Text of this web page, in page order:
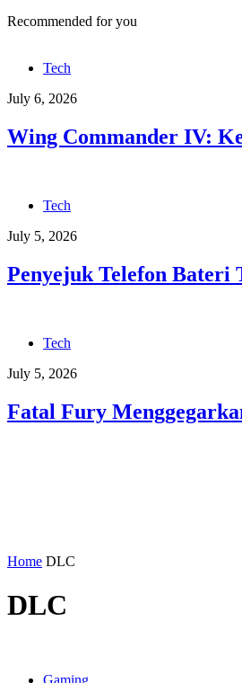
Recommended for you
Tech
July 6, 2026
Wing Commander IV:
Tech
July 5, 2026
Penyejuk Telefon Bateri
Tech
July 5, 2026
Fatal Fury
Home DLC
DLC
Gaming